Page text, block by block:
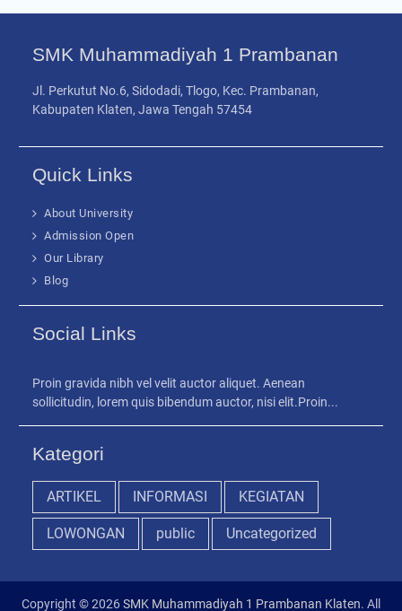
SMK Muhammadiyah 1 Prambanan
Jl. Perkutut No.6, Sidodadi, Tlogo, Kec. Prambanan,
Kabupaten Klaten, Jawa Tengah 57454
Quick Links
About University
Admission Open
Our Library
Blog
Social Links
Proin gravida nibh vel velit auctor aliquet. Aenean
sollicitudin, lorem quis bibendum auctor, nisi elit.Proin...
Kategori
ARTIKEL INFORMASI KEGIATAN
LOWONGAN public Uncategorized
Copyright © 2026SMK Muhammadiyah 1 Prambanan Klaten. All